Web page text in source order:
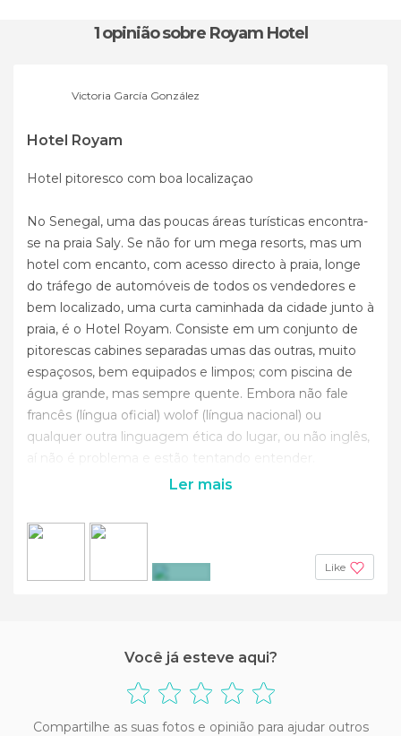
1 opiniãosobre Royam Hotel
Victoria García González
Hotel Royam
Hotel pitoresco com boa localizaçao
No Senegal, uma das poucas áreas turísticas encontra-
se na praia Saly. Se não for um mega resorts, mas um
hotel com encanto, com acesso directo à praia, longe
do tráfego de automóveis de todos os vendedores e
bem localizado, uma curta caminhada da cidade junto à
praia, é o Hotel Royam. Consiste em um conjunto de
pitorescas cabines separadas umas das outras, muito
espaçosos, bem equipados e limpos; com piscina de
água grande, mas sempre quente. Embora não fale
francês (língua oficial) wolof (língua nacional) ou
qualquer outra linguagem ética do lugar, ou não inglês,
aí não é problema e estão tentando entender.
Ler mais
Like
Você já esteve aqui?
Compartilhe as suas fotos e opinião para ajudar outros